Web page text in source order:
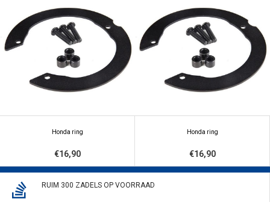
Honda ring
€16,90
Honda ring
€16,90
RUIM 300 ZADELS OP VOORRAAD